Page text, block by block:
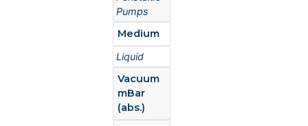
Pumps
Medium
Liquid
Vacuum
mBar
(abs.)